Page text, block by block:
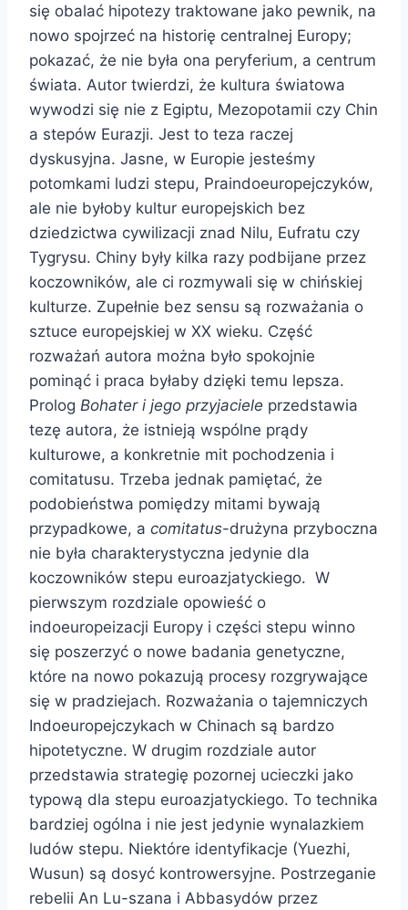
się obalać hipotezy traktowane jako pewnik, na
nowo spojrzeć na historię centralnej Europy;
pokazać, że nie była ona peryferium, a centrum
świata. Autor twierdzi, że kultura światowa
wywodzi się nie z Egiptu, Mezopotamii czy Chin
a stepów Eurazji. Jest to teza raczej
dyskusyjna. Jasne, w Europie jesteśmy
potomkami ludzi stepu, Praindoeuropejczyków,
ale nie byłoby kultur europejskich bez
dziedzictwa cywilizacji znad Nilu, Eufratu czy
Tygrysu. Chiny były kilka razy podbijane przez
koczowników, ale ci rozmywali się w chińskiej
kulturze. Zupełnie bez sensu są rozważania o
sztuce europejskiej w XX wieku. Część
rozważań autora można było spokojnie
pominąć i praca byłaby dzięki temu lepsza.
Prolog Bohater i jego przyjaciele przedstawia
tezę autora, że ​​istnieją wspólne prądy
kulturowe, a konkretnie mit pochodzenia i
comitatusu. Trzeba jednak pamiętać, że
podobieństwa pomiędzy mitami bywają
przypadkowe, a comitatus-drużyna przyboczna
nie była charakterystyczna jedynie dla
koczowników stepu euroazjatyckiego. W
pierwszym rozdziale opowieść o
indoeuropeizacji Europy i części stepu winno
się poszerzyć o nowe badania genetyczne,
które na nowo pokazują procesy rozgrywające
się w pradziejach. Rozważania o tajemniczych
Indoeuropejczykach w Chinach są bardzo
hipotetyczne. W drugim rozdziale autor
przedstawia strategię pozornej ucieczki jako
typową dla stepu euroazjatyckiego. To technika
bardziej ogólna i nie jest jedynie wynalazkiem
ludów stepu. Niektóre identyfikacje (Yuezhi,
Wusun) są dosyć kontrowersyjne. Postrzeganie
rebelii An Lu-szana i Abbasydów przez